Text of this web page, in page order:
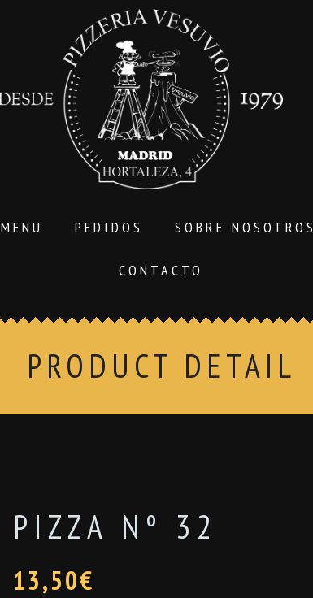
MENU PEDIDOS SOBRE NOSOTROS
CONTACTO
PRODUCT DETAIL
PIZZA Nº 32
13,50€